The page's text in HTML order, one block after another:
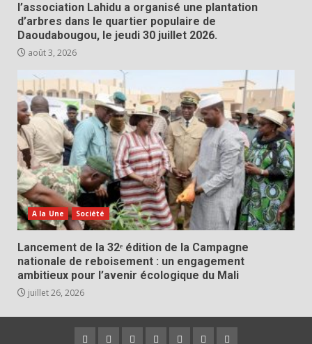
l’association Lahidu a organisé une plantation
d’arbres dans le quartier populaire de
Daoudabougou, le jeudi 30 juillet 2026.
août 3, 2026
A la Une Société
Lancement de la 32ᵉ édition de la Campagne
nationale de reboisement : un engagement
ambitieux pour l’avenir écologique du Mali
juillet 26, 2026
Politique
A Faits Eco International
SociétéSport